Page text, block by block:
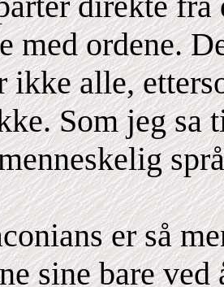
med ordene.
ikke alle,
Som jeg sa
er så
sine bare